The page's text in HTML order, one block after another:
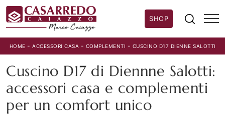
SHOP
HOME - ACCESSORI CASA - COMPLEMENTI - CUSCINO D17 DIENNE SALOTTI
Cuscino D17 di Diennne Salotti:
accessori casa e complementi
per un comfort unico